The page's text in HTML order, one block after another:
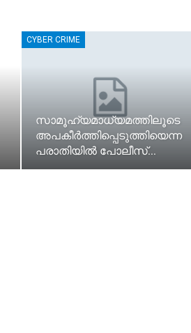
CYBER CRIME
സാമൂഹ്യമാധ്യമത്തിലൂടെ
അപകീര്‍ത്തിപ്പെടുത്തിയെന്ന
പരാതിയില്‍ പോലീസ്…